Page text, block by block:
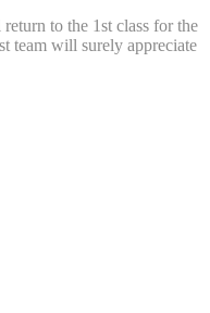
to the 1st class for the
team will surely appreciate